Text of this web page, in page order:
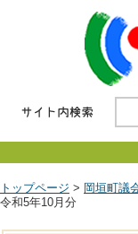
トップページ > 岡垣町議
令和5年10月分